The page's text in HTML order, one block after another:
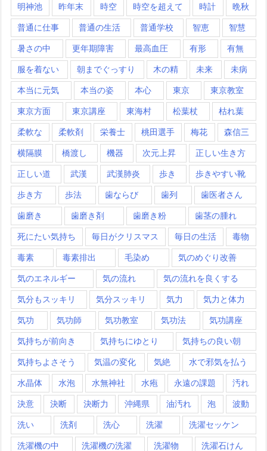
明神池 昨年末 時空 時空を超えて 時計 晩秋
普通に仕事 普通の生活 普通学校 智恵 智慧
暑さの中 更年期障害 最高血圧 有形 有無
服を着ない 朝までぐっすり 木の精 未来 未病
本当に元気 本当の姿 本心 東京 東京教室
東京方面 東京講座 東海村 松葉杖 枯れ葉
柔軟な 柔軟剤 栄養士 桃田選手 梅花 森信三
横隔膜 橋渡し 機器 次元上昇 正しい生き方
正しい道 武漢 武漢肺炎 歩き 歩きやすい靴
歩き方 歩法 歯ならび 歯列 歯医者さん
歯磨き 歯磨き剤 歯磨き粉 歯茎の腫れ
死にたい気持ち 毎日がクリスマス 毎日の生活 毒物
毒素 毒素排出 毛染め 気のめぐり改善
気のエネルギー 気の流れ 気の流れを良くする
気分もスッキリ 気分スッキリ 気力 気力と体力
気功 気功師 気功教室 気功法 気功講座
気持ちが前向き 気持ちにゆとり 気持ちの良い朝
気持ちよさそう 気温の変化 気絶 水で邪気を払う
水晶体 水泡 水無神社 水疱 永遠の課題 汚れ
決意 決断 決断力 沖縄県 油汚れ 泡 波動
洗い 洗剤 洗心 洗濯 洗濯セッケン
洗濯機の中 洗濯機の洗濯 洗濯物 洗濯石けん